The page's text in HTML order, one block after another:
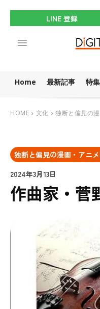
LINE 登録
Home 最新記事 特集
HOME 文化 独断と偏見の
独断と偏見の漫画・アニ
2024年3月13日
作曲家・